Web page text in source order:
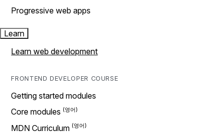
Progressive web apps
Learn
Learn web development
FRONTEND DEVELOPER COURSE
Getting started modules
Core modules
MDN Curriculum